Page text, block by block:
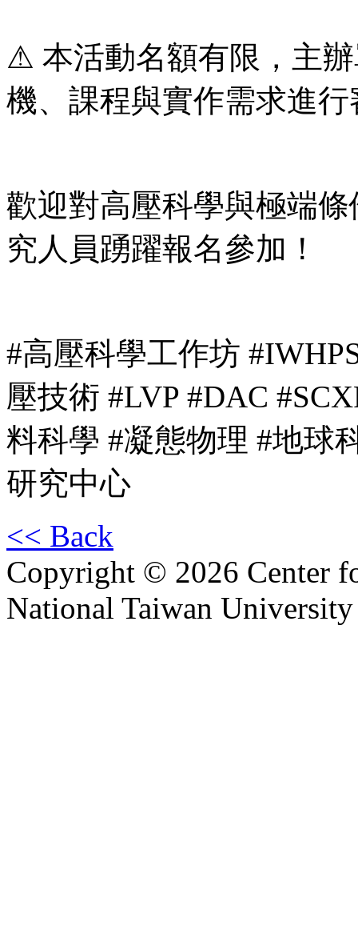
⚠ 本活動名額有限，主
機、課程與實作需求進
歡迎對高壓科學與極端
究人員踴躍報名參加！
#高壓科學工作坊
壓技術 #LVP #DAC
料科學 #凝態物理 #地球
研究中心
<< Back
Copyright © 2026 Center
National Taiwan University